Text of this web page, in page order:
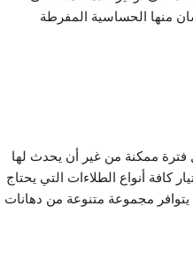
منها الحساسية المفرطة
فترة ممكنة من غير أن يحدث لها
كافة أنواع الطلاءات التي يحتاج
مجموعة متنوعة من دهانات